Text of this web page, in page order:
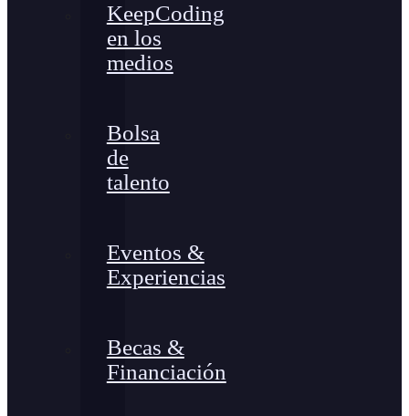
KeepCoding
en los
medios
Bolsa
de
talento
Eventos &
Experiencias
Becas &
Financiación